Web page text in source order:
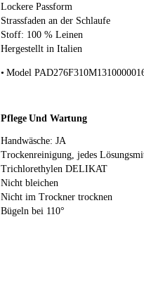
Lockere Passform
Strassfaden an der Schlaufe
Stoff: 100 % Leinen
Hergestellt in Italien
Model
Pflege Und Wartung
Handwäsche: JA
Trockenreinigung, jedes
Trichlorethylen DELIKAT
Nicht bleichen
Nicht im Trockner trocknen
Bügeln bei 110°